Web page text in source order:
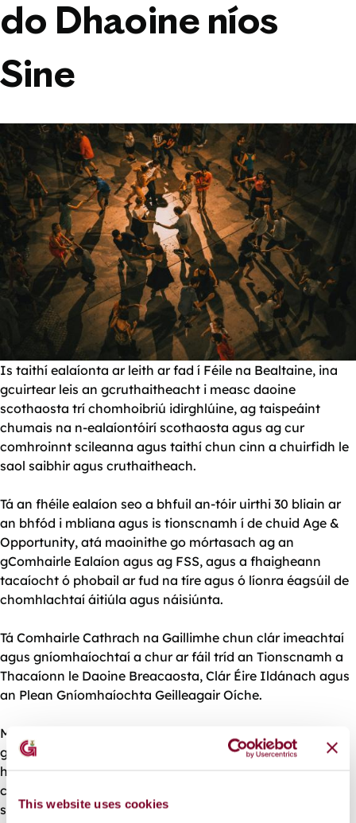
This website uses cookies
do Dhaoine níos
Sine
Is taithí ealaíonta ar leith ar fad í Féile na Bealtaine, ina
gcuirtear leis an gcruthaitheacht i measc daoine
scothaosta trí chomhoibriú idirghlúine, ag taispeáint
chumais na n-ealaíontóirí scothaosta agus ag cur
comhroinnt scileanna agus taithí chun cinn a chuirfidh le
saol saibhir agus cruthaitheach.
Tá an fhéile ealaíon seo a bhfuil an-tóir uirthi 30 bliain ar
an bhfód i mbliana agus is tionscnamh í de chuid Age &
Opportunity, atá maoinithe go mórtasach ag an
gComhairle Ealaíon agus ag FSS, agus a fhaigheann
tacaíocht ó phobail ar fud na tíre agus ó líonra éagsúil de
chomhlachtaí áitiúla agus náisiúnta.
Tá Comhairle Cathrach na Gaillimhe chun clár imeachtaí
agus gníomhaíochtaí a chur ar fáil tríd an Tionscnamh a
Thacaíonn le Daoine Breacaosta, Clár Éire Ildánach agus
an Plean Gníomhaíochta Geilleagair Oíche.
Maidir le clár Bealtaine na bliana seo i nGaillimh, beidh
gach rud ó scéalaíocht i dtithe altranais go cainteanna le
healaíontóirí, oícheanta snagcheoil, ceardlanna
cruthaitheacha, imeachtaí damhsa, agus go leor eile ar
siúl. Reáchtáiltear na himeachtaí i gcomhpháirtíocht le